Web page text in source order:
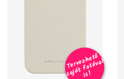
T
er
v
e
z
h
e
t
ő
s
aj
á
t
f
o
t
ó
v
al
i
s
!